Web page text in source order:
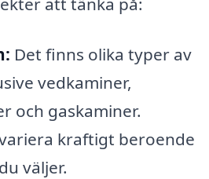
Det finns olika typer av
vedkaminer,
och gaskaminer.
kraftigt beroende
väljer.